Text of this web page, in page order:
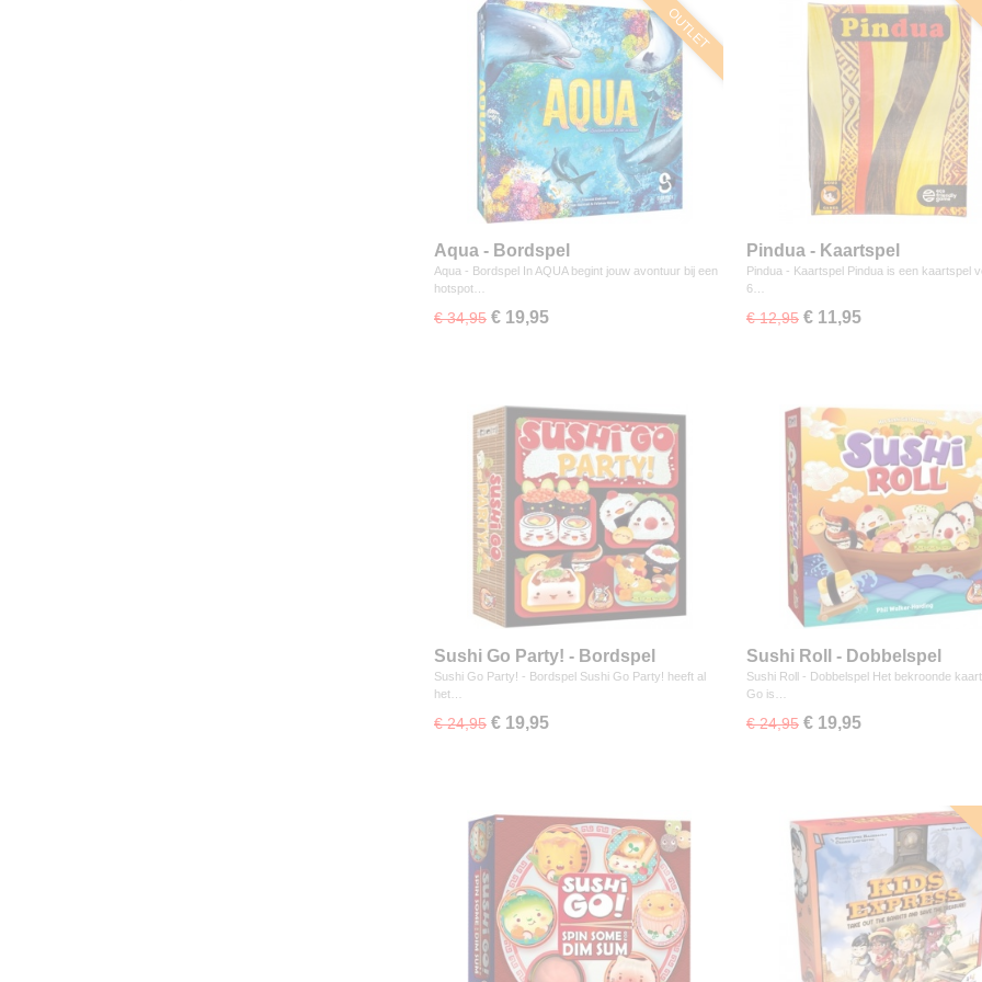
OUTLET
Aqua - Bordspel
Aqua - Bordspel In AQUA begint jouw avontuur bij een
hotspot…
€ 34,95 € 19,95
Pindua - Kaartspel
Pindua - Kaartspel Pindua is een kaartspel
6…
€ 12,95 € 11,95
Sushi Go Party! - Bordspel
Sushi Go Party! - Bordspel Sushi Go Party! heeft al
het…
€ 24,95 € 19,95
Sushi Roll - Dobbelspel
Sushi Roll - Dobbelspel Het bekroonde
Go is…
€ 24,95 € 19,95